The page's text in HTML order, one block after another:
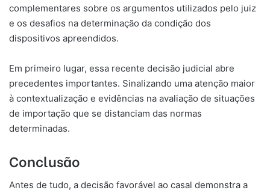
complementares sobre os argumentos utilizados pelo juiz
e os desafios na determinação da condição dos
dispositivos apreendidos.
Em primeiro lugar, essa recente decisão judicial abre
precedentes importantes. Sinalizando uma atenção maior
à contextualização e evidências na avaliação de situações
de importação que se distanciam das normas
determinadas.
Conclusão
Antes de tudo, a decisão favorável ao casal demonstra a